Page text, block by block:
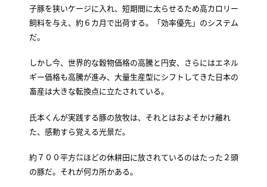
子豚を狭いケージに入れ、短期間に太らせるため高カロリー
飼料を与え、約６カ月で出荷する。「効率優先」のシステム
だ。
しかし今、世界的な穀物価格の高騰と円安、さらにはエネル
ギー価格も高騰が進み、大量生産型にシフトしてきた日本の
畜産は大きな転換点に立たされている。
氏本くんが実践する豚の放牧は、それとはおよそかけ離れ
た、感動すら覚える光景だ。
約７００平方㍍ほどの休耕田に放されているのはたった２頭
の豚だ。それが何カ所かある。